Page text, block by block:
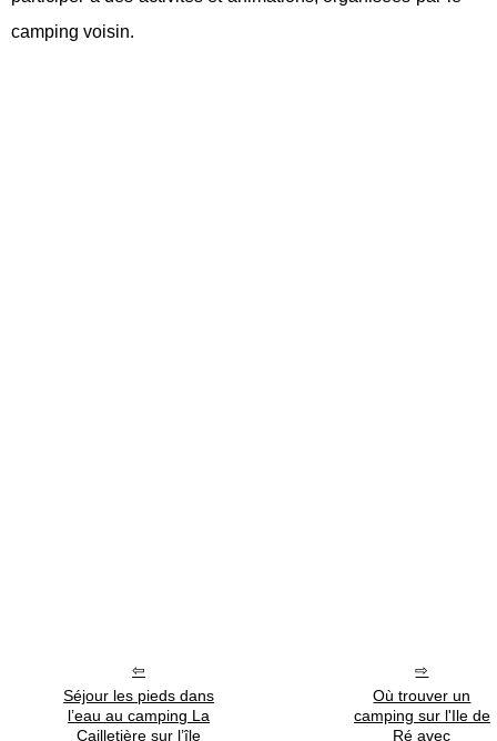
camping voisin.
Séjour les pieds dans
l’eau au camping La
Cailletière sur l’île
Où trouver un
camping sur l'Ile de
Ré avec